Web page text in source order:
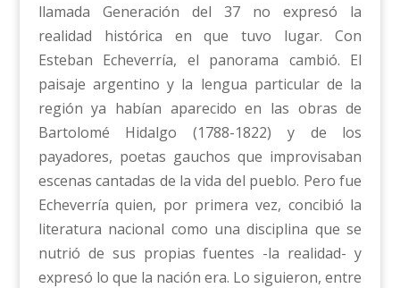
llamada Generación del 37 no expresó la
realidad histórica en que tuvo lugar. Con
Esteban Echeverría, el panorama cambió. El
paisaje argentino y la lengua particular de la
región ya habían aparecido en las obras de
Bartolomé Hidalgo (1788-1822) y de los
payadores, poetas gauchos que improvisaban
escenas cantadas de la vida del pueblo. Pero fue
Echeverría quien, por primera vez, concibió la
literatura nacional como una disciplina que se
nutrió de sus propias fuentes -la realidad- y
expresó lo que la nación era. Lo siguieron, entre